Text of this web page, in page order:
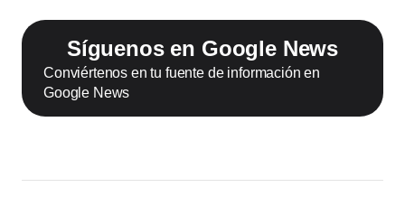
Síguenos en Google News
Conviértenos en tu fuente de información en
Google News